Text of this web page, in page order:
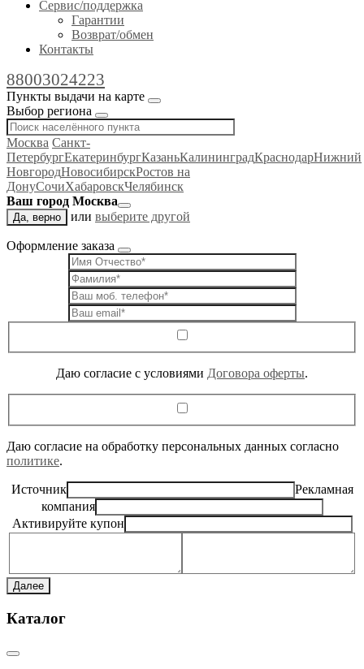
Сервис/поддержка
Гарантии
Возврат/обмен
Контакты
88003024223
Пункты выдачи на карте
Выбор региона
Москва Санкт-
ПетербургЕкатеринбургКазаньКалининградКраснодарНижний
НовгородНовосибирскРостов на
ДонуСочиХабаровскЧелябинск
Ваш город Москва
Да, верно или выберите другой
Оформление заказа
Даю согласие c условиями Договора оферты.
Даю согласие на обработку персональных данных согласно
политике.
Источник
Рекламная
компания
Активируйте купон
Далее
Каталог